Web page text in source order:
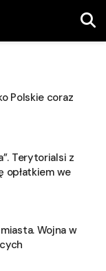
Polskie coraz
Terytorialsi z
opłatkiem we
Wojna w